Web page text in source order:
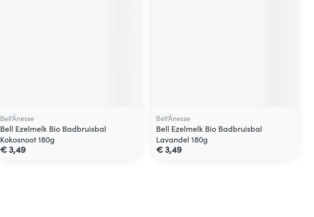
Bell’Ânesse
Bell Ezelmelk Bio Badbruisbal
Kokosnoot 180g
€ 3,49
Bell’Ânesse
Bell Ezelmelk Bio Badbruisbal
Lavandel 180g
€ 3,49